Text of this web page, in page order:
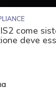
come
deve